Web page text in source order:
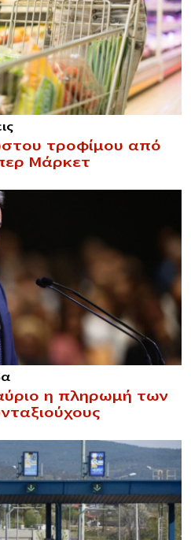
τροφίμου από
Μάρκετ
η πληρωμή των